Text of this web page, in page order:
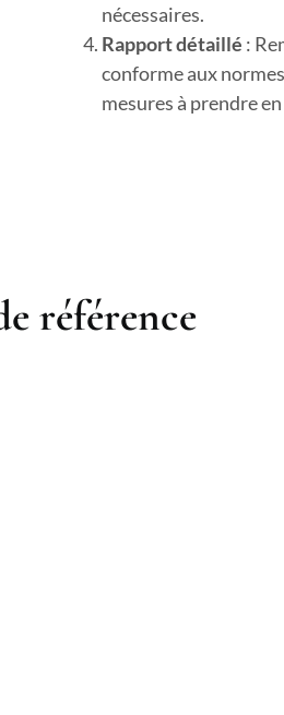
nécessaires.
Rapport détaillé :
conforme aux
mesures à prendre
référence